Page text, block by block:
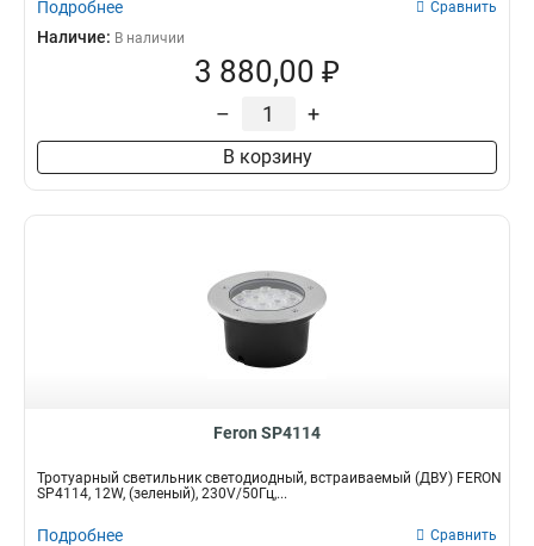
Подробнее Сравнить
Наличие: В наличии
3 880,00 ₽
– +
В корзину
Feron SP4114
Тротуарный светильник светодиодный, встраиваемый (ДВУ) FERON
SP4114, 12W, (зеленый), 230V/50Гц,...
Подробнее Сравнить